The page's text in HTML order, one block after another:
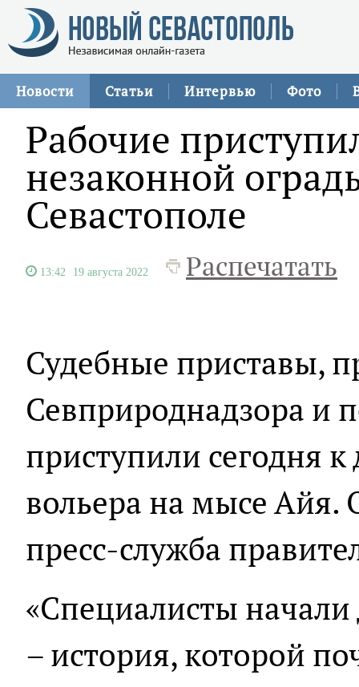
Новости Статьи Интервью Фото
Рабочие
незаконной
Севастополе
13:42 19 августа 2022 Распечатать
Судебные приставы,
Севприроднадзора и
приступили сегодня
вольера на мысе Айя.
пресс-служба
«Специалисты
– история, которой